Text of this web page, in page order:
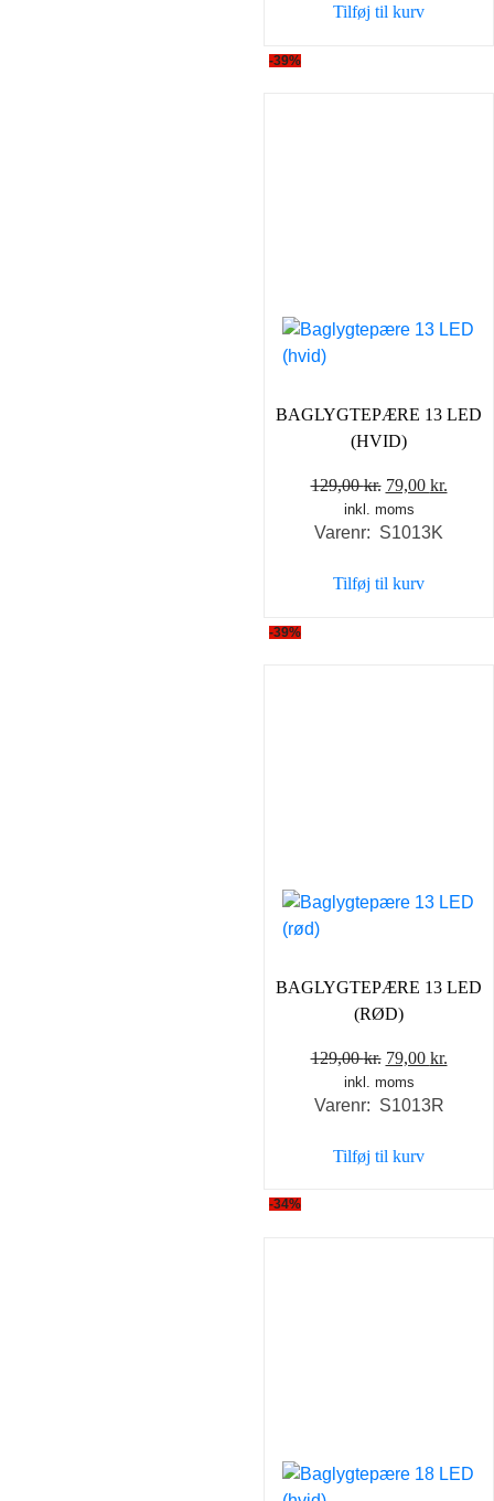
Tilføj til kurv
-39%
BAGLYGTEPÆRE 13 LED
(HVID)
129,00kr. Den
oprindelige
pris
129,00 kr..
79,00 kr.
inkl. moms
Varenr: S1013K
Tilføj til kurv
-39%
BAGLYGTEPÆRE 13 LED
(RØD)
129,00kr. Den
oprindelige
pris
129,00 kr..
79,00 kr.
inkl. moms
Varenr: S1013R
Tilføj til kurv
-34%